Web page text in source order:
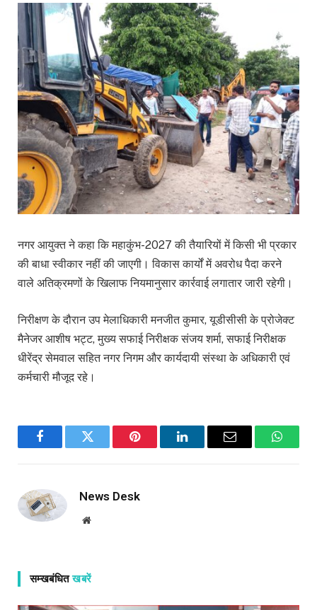
नगर आयुक्त ने कहा कि महाकुंभ-2027 की तैयारियों में किसी भी प्रकार
की बाधा स्वीकार नहीं की जाएगी। विकास कार्यों में अवरोध पैदा करने
वाले अतिक्रमणों के खिलाफ नियमानुसार कार्रवाई लगातार जारी रहेगी।
निरीक्षण के दौरान उप मेलाधिकारी मनजीत कुमार, यूडीसीसी के प्रोजेक्ट
मैनेजर आशीष भट्ट, मुख्य सफाई निरीक्षक संजय शर्मा, सफाई निरीक्षक
धीरेंद्र सेमवाल सहित नगर निगम और कार्यदायी संस्था के अधिकारी एवं
कर्मचारी मौजूद रहे।
FacebookTwitter Pinterest LinkedInEmail
News Desk
Website
सम्खबंधितखबरें